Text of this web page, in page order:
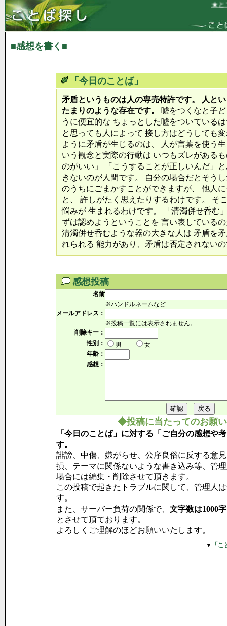
★とて
■感想を書く■
「今日のことば」
矛盾というものは人の専売特許です。 人と
たまりのような存在です。
嘘をつくなと子
うに便宜的な ちょっとした嘘をついている
と思っても人によって 接し方はどうしても
ように矛盾が生じるのは、 人が言葉を使う
いう観念と実際の行動は いつもズレがある
のがいい」 「こうすることが正しいんだ」
きないのが人間です。 自分の場合だとそう
のうちにごまかすことができますが、 他人
と、 許しがたく思えたりするわけです。 そ
悩みが 生まれるわけです。 「清濁併せ呑む
ずは認めようということを 言い表している
清濁併せ呑むような器の大きな人は 矛盾を
れられる 能力があり、矛盾は否定されない
感想投稿
名前
※ハンドルネームなど
メールアドレス：
※投稿一覧には表示されません。
削除キー：
性別：
男
女
年齢：
感想：
◆投稿に当たってのお願
「今日のことば」に対する「ご自分の感想や
す。
誹謗、中傷、嫌がらせ、公序良俗に反する意
損、テーマに関係ないような書き込み等、管
場合には編集・削除させて頂きます。
この投稿で起きたトラブルに関して、管理人
す。
また、サーバー負荷の関係で、 文字数は1000
とさせて頂ております。
よろしくご理解のほどお願いいたします。
▼ 「